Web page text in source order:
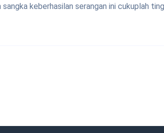
sangka keberhasilan serangan ini cukuplah